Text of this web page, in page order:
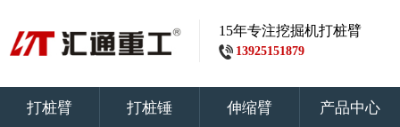
15年专注挖掘机打桩臂
13925151879
打桩臂 打桩锤 伸缩臂 产品中心